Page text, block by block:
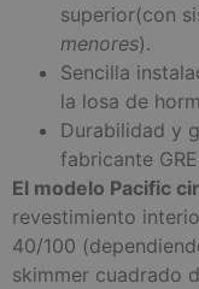
superior(con
menores).
Sencilla
la losa de
Durabilidad y
fabricante
El modelo Pacific
revestimiento
40/100
skimmer cuadrado